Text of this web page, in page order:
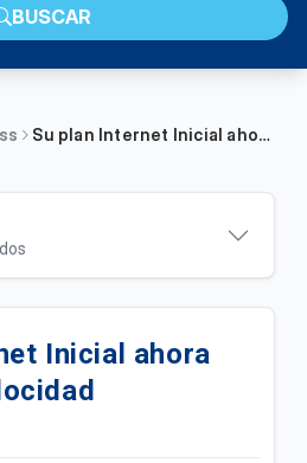
BUSCAR
Su plan Internet Inicial ahora tiene más velocidad
TV Lite Plus | B2B
Internet + TV Lite | B2B
Inicial ahora